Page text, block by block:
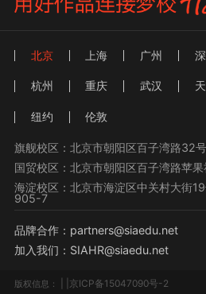
北京 上海 广州
杭州 重庆 武汉
纽约 伦敦
旗舰校区：北京市朝阳区百子湾路32
国贸校区：北京市朝阳区百子湾路苹
海淀校区：北京市海淀区中关村大街
905-7
品牌合作：partners@siaedu.net
加入我们：SIAHR@siaedu.net
版权信息： | |京ICP备15047090号-2